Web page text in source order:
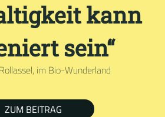
kann
sein“
im Bio-Wunderland
ZUM BEITRAG